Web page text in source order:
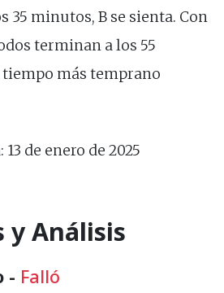
35 minutos, B se sienta. Con
terminan a los 55
más temprano
de enero de 2025
y Análisis
- Falló